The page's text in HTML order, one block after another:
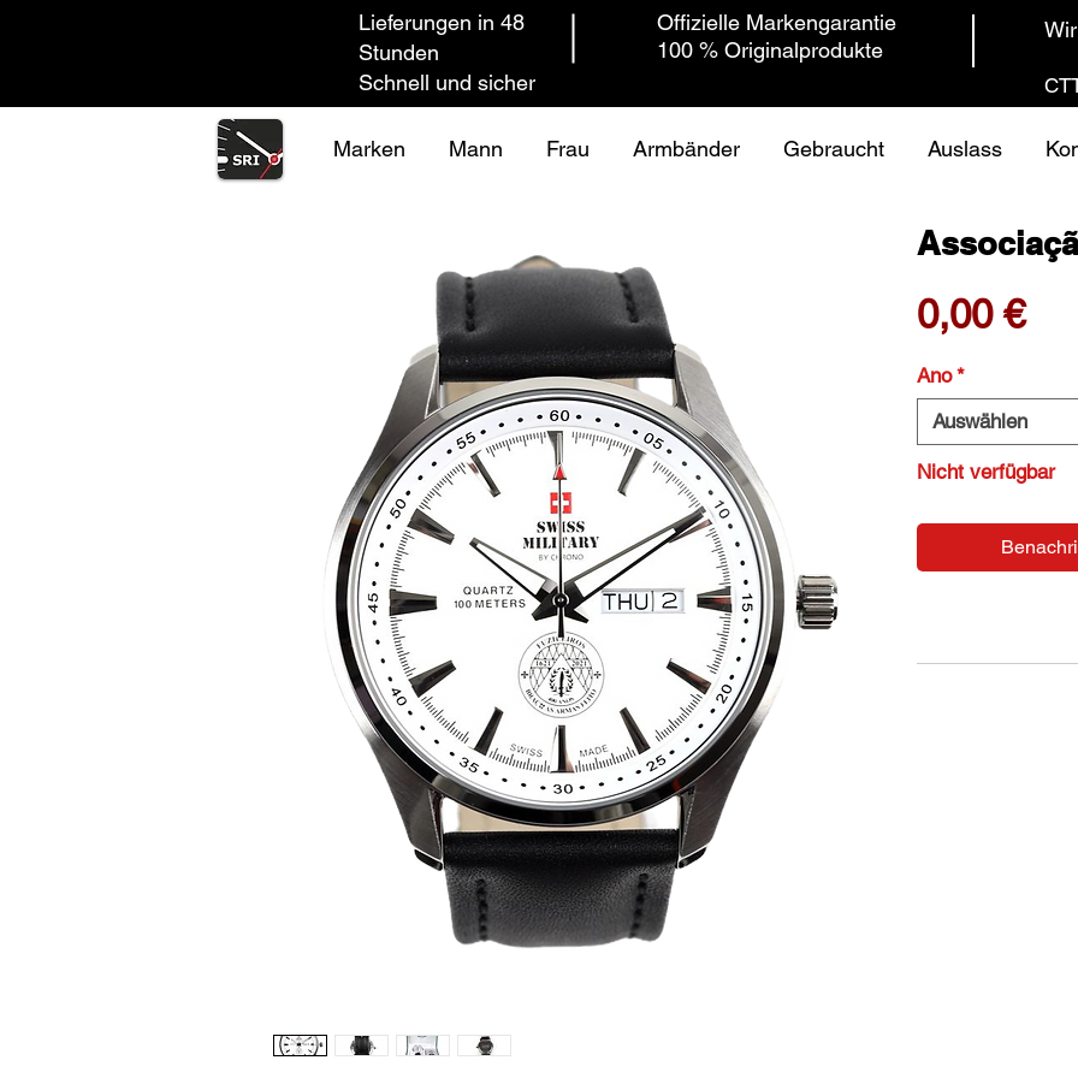
Lieferungen in 48
Stunden
Schnell und sicher
100 % Originalprodukte
Offizielle Markengarantie
Marken Mann Frau Armbänder Gebraucht Auslass
0,00 €
Ano *
Auswählen
Nicht verfügbar